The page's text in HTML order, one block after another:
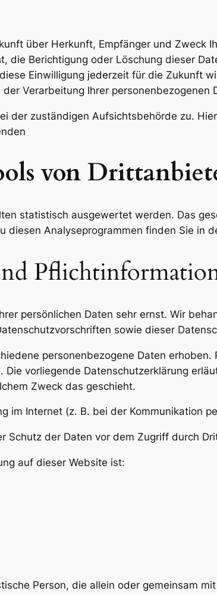
über Herkunft, Empfänger und Zweck
die Berichtigung oder Löschung dieser
Einwilligung jederzeit für die Zukunft
Verarbeitung Ihrer personenbezogenen
der zuständigen Aufsichtsbehörde zu.
von
statistisch ausgewertet werden. Das
diesen Analyseprogrammen finden Sie in
persönlichen Daten sehr ernst. Wir
sowie dieser
personenbezogene Daten
vorliegende Datenschutzerklärung
Zweck das geschieht.
im Internet (z. B. bei der Kommunikation
Schutz der Daten vor dem Zugriff durch
auf dieser Website ist:
Person, die allein oder gemeinsam